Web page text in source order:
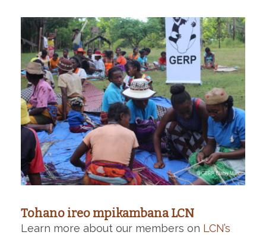
Tohano ireo mpikambana LCN
Learn more about our members on LCN’s